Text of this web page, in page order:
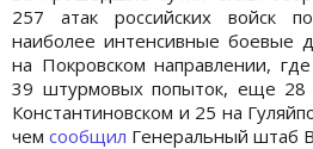
257 атак российских войск
наиболее интенсивные боевые
на Покровском направлении,
39 штурмовых попыток, еще 28
Константиновском и 25 на
чем сообщил Генеральный штаб